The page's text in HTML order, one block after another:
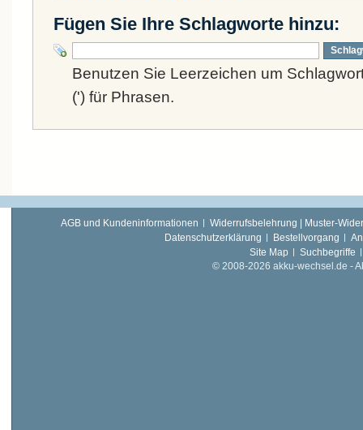
Fügen Sie Ihre Schlagworte hinzu:
Benutzen Sie Leerzeichen um
(') für Phrasen.
AGB und Kundeninformationen
Widerrufsbelehrung | Muster-
Datenschutzerklärung
Bestellvorgang
Site Map
Suchbegriffe
© 2008-2026 akku-wechsel.de -